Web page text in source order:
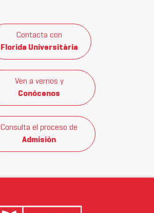
Contacta con
Florida Universitària
Ven a vernos y
Conócenos
Consulta el proceso de
Admisión